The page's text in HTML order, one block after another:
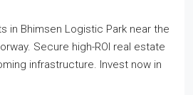
in Bhimsen Logistic Park near the
Secure high-ROI real estate
infrastructure. Invest now in